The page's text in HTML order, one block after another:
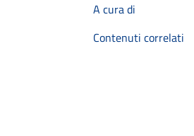
A cura di
Contenuti correlati